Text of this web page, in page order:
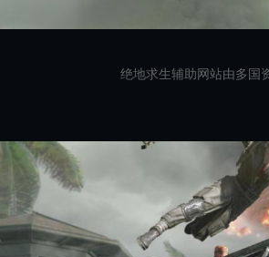
绝地求生辅助网站由多国